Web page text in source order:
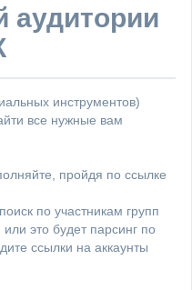
аудитории
инструментов)
все нужные вам
пройдя по ссылке
по участникам групп
это будет парсинг по
ссылки на аккаунты